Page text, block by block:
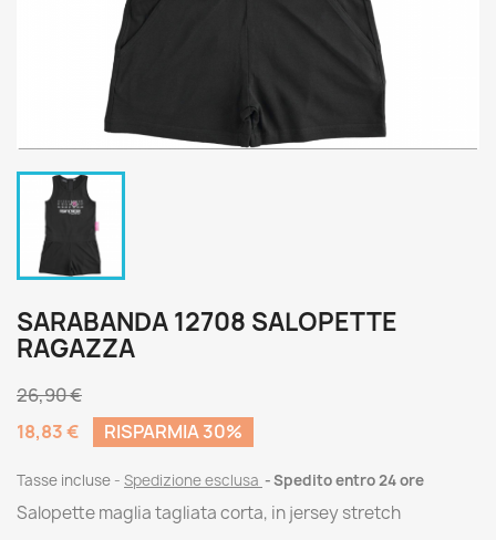
SARABANDA 12708 SALOPETTE
RAGAZZA
26,90 €
18,83 €
RISPARMIA 30%
Tasse incluse Spedizione esclusa Spedito entro 24 ore
Salopette maglia tagliata corta, in jersey stretch